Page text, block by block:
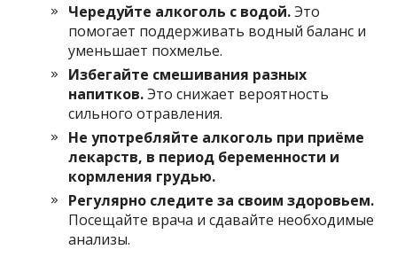
Чередуйте алкоголь с водой.Это
помогает поддерживать водный баланс и
уменьшает похмелье.
Избегайте смешивания разных
напитков.Это снижает вероятность
сильного отравления.
Не употребляйте алкоголь при приёме
лекарств, в период беременности и
кормления грудью.
Регулярно следите за своим здоровьем.
Посещайте врача и сдавайте необходимые
анализы.